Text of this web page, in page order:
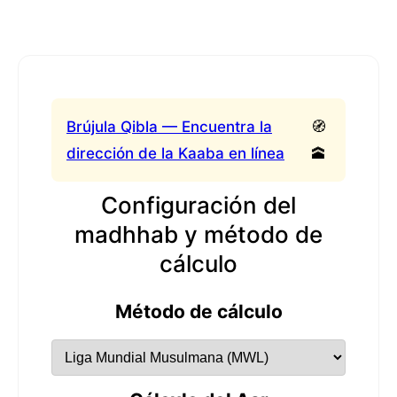
Brújula Qibla — Encuentra la
dirección de la Kaaba en línea
🧭
🕋
Configuración del
madhhab y método de
cálculo
Método de cálculo